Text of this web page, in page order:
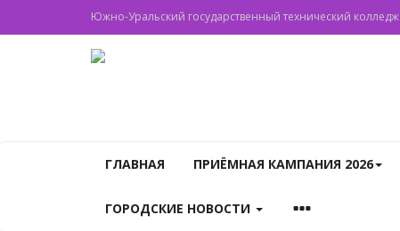
Южно-Уральский государственный технический колледж
ГЛАВНАЯ ПРИЁМНАЯ КАМПАНИЯ 2026
ГОРОДСКИЕ НОВОСТИ